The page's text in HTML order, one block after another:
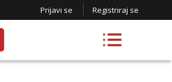
Prijavi se Registriraj se